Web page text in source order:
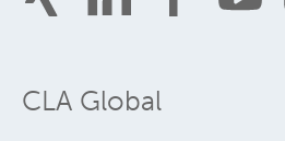
CLA Global